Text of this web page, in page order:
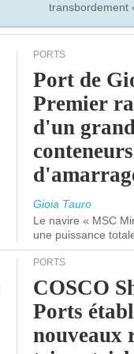
transbordement
PORTS
Port de
Premier
d'un
Gioia Tauro
Le navire « MSC
une puissance
PORTS
COSCO
Ports
nouveaux